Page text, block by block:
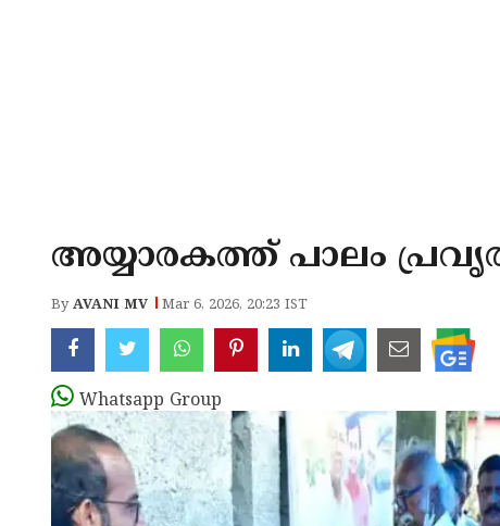
അയ്യാരകത്ത് പാലം
ByAVANI MV Mar 6, 2026, 20:23 IST
Whatsapp Group